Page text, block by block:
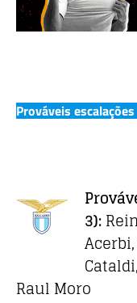
Prováveis escalações
3):
Raul Moro